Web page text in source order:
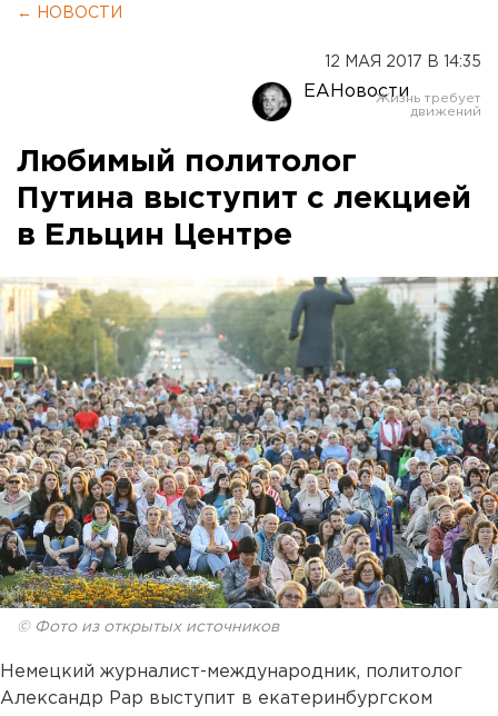
← НОВОСТИ
12 МАЯ 2017 В 14:35
ЕАНовости
Любимый политолог
Путина выступит с лекцией
в Ельцин Центре
© Фото из открытых источников
Немецкий журналист-международник, политолог
Александр Рар выступит в екатеринбургском